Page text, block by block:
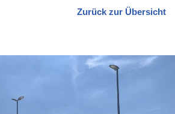
Zurück zur Übersicht